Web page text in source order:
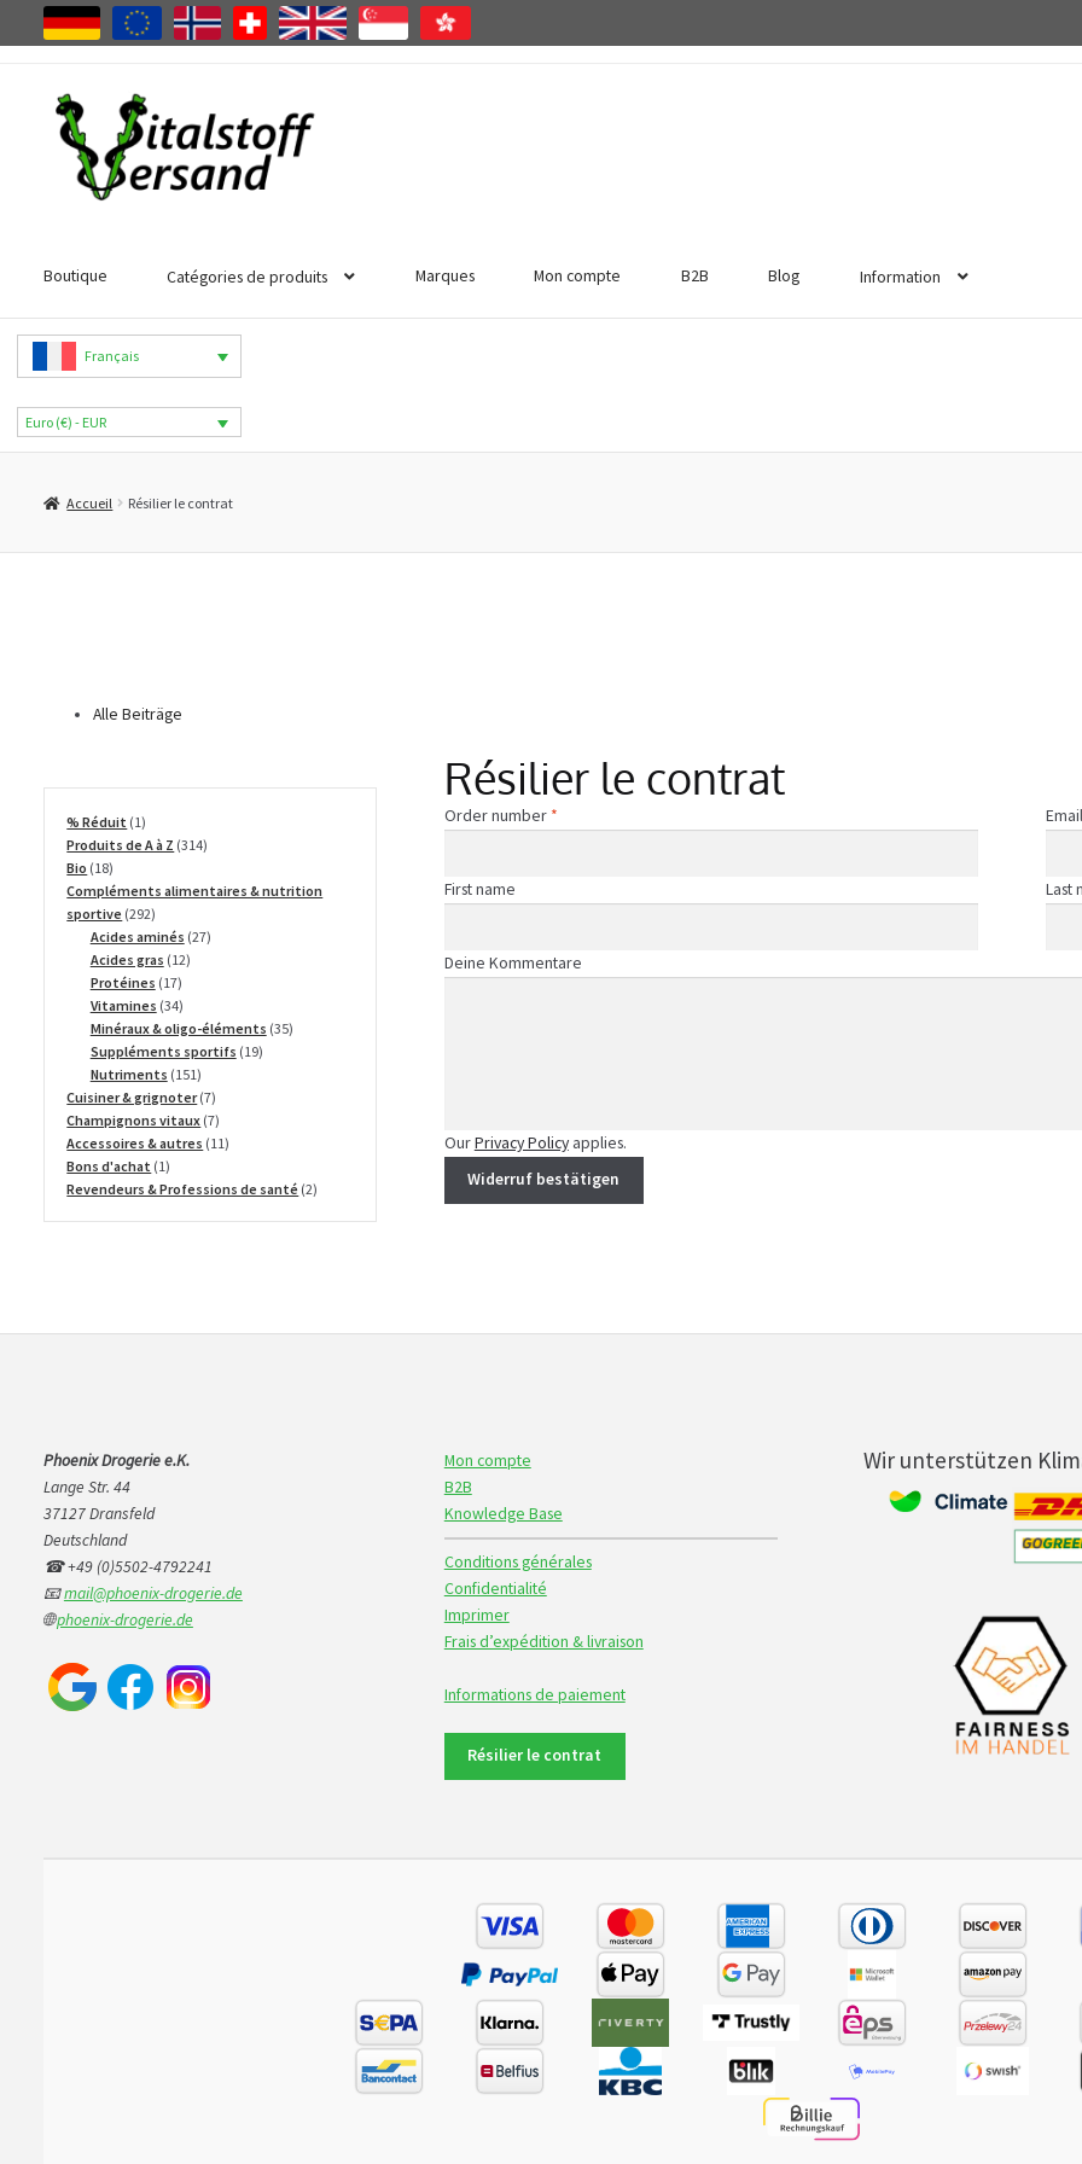
Aller
navigation
Aller
contenu
Boutique Catégories de produits Marques Mon compte B2B Blog Information
Français
Euro (€) - EUR
Accueil Résilier le contrat
Alle Beiträge
Résilier le contrat
Order number *Required Email
First name Last
Page URI *Required
Deine Kommentare
OurPrivacy Policyapplies.
Widerruf bestätigen
% Réduit 11
produit
Produits de A à Z 314314
Bio 1818
produits
Compléments alimentaires & nutrition
sportive 292292
produits
Acides aminés 2727
Acides gras 1212
Protéines 1717
produits
Vitamines 3434
produits
Minéraux & oligo-éléments 3535
Suppléments sportifs 1919
Nutriments 151151
produits
Cuisiner & grignoter 77
produits
Champignons vitaux 77
produits
Accessoires & autres 1111
Bons d'achat 11
produit
Revendeurs & Professions de santé 22
Phoenix Drogerie e.K.
Lange Str. 44
37127 Dransfeld
Deutschland
☎ +49 (0)5502-4792241
📧mail@phoenix-drogerie.de
🌐phoenix-drogerie.de
Mon compte
B2B
Knowledge Base
Conditions générales
Confidentialité
Imprimer
Frais d’expédition & livraison
Informations de paiement
Résilier le contrat
Wir unterstützen